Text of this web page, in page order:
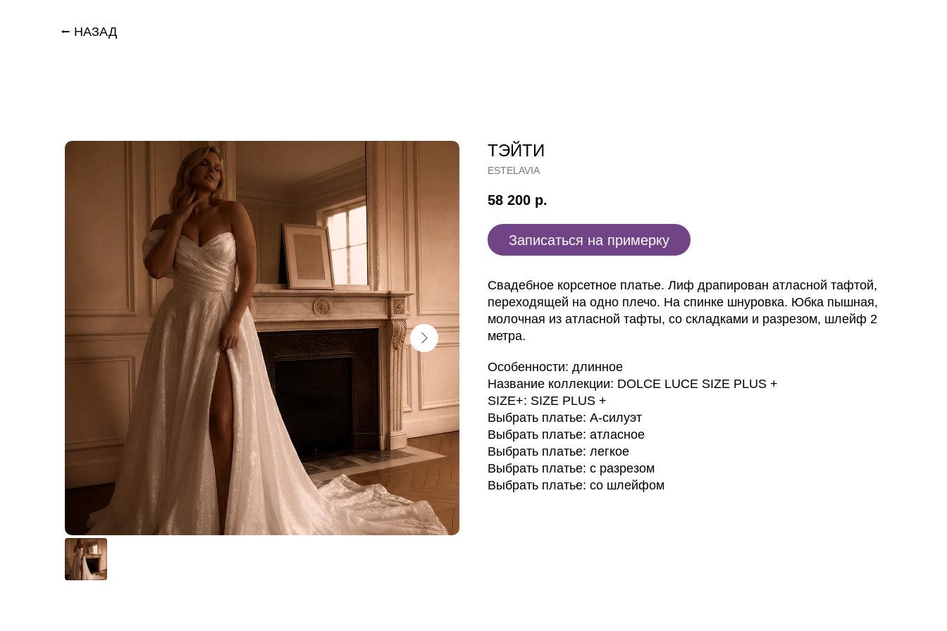
⭠ НАЗАД
ТЭЙТИ
ESTELAVIA
58 200 р.
Записаться на примерку
Свадебное корсетное платье. Лиф драпирован атласной тафтой,
переходящей на одно плечо. На спинке шнуровка. Юбка пышная,
молочная из атласной тафты, со складками и разрезом, шлейф 2
метра.
Особенности: длинное
Название коллекции: DOLCE LUCE SIZE PLUS +
SIZE+: SIZE PLUS +
Выбрать платье: А-силуэт
Выбрать платье: атласное
Выбрать платье: легкое
Выбрать платье: с разрезом
Выбрать платье: со шлейфом